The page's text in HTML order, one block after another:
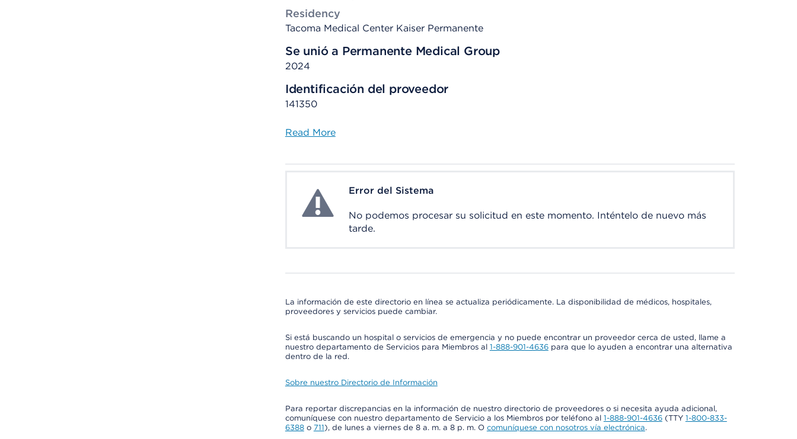
Residency
Tacoma Medical Center Kaiser Permanente
Se unió a Permanente Medical Group
2024
Identificación del proveedor
141350
Read More
System ErrorError del Sistema
No podemos procesar su solicitud en este momento. Inténtelo de nuevo más
tarde.
La información de este directorio en línea se actualiza periódicamente. La disponibilidad de médicos, hospitales,
proveedores y servicios puede cambiar.
Si está buscando un hospital o servicios de emergencia y no puede encontrar un proveedor cerca de usted, llame a
nuestro departamento de Servicios para Miembros al 1-888-901-4636para que lo ayuden a encontrar una alternativa
dentro de la red.
Sobre nuestro Directorio de Información
Para reportar discrepancias en la información de nuestro directorio de proveedores o si necesita ayuda adicional,
comuníquese con nuestro departamento de Servicio a los Miembros por teléfono al 1-888-901-4636(TTY 1-800-833-
6388o 711), de lunes a viernes de 8 a. m. a 8 p. m. O comuníquese con nosotros vía electrónica.